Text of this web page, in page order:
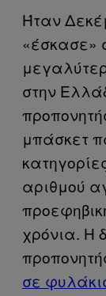
Ήταν
«έσκασε»
στην
μπάσκετ
αριθμού
χρόνια. Η
σε